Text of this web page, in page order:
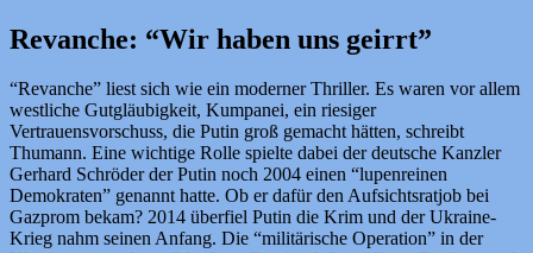
Revanche: “Wir haben uns geirrt”
“Revanche” liest sich wie ein moderner Thriller. Es waren vor allem
westliche Gutgläubigkeit, Kumpanei, ein riesiger
Vertrauensvorschuss, die Putin groß gemacht hätten, schreibt
Thumann. Eine wichtige Rolle spielte dabei der deutsche Kanzler
Gerhard Schröder der Putin noch 2004 einen “lupenreinen
Demokraten” genannt hatte. Ob er dafür den Aufsichtsratjob bei
Gazprom bekam? 2014 überfiel Putin die Krim und der Ukraine-
Krieg nahm seinen Anfang. Die “militärische Operation” in der